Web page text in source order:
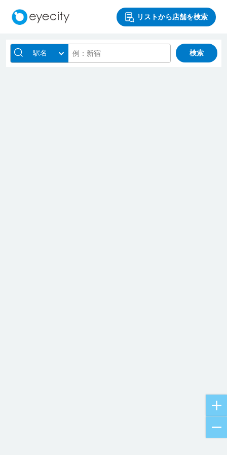
リストから店舗を検索
駅名 検索